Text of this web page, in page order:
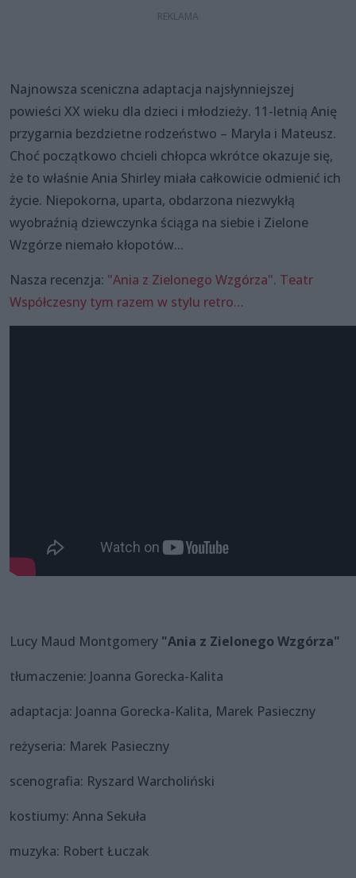
Najnowsza sceniczna adaptacja najsłynniejszej
powieści XX wieku dla dzieci i młodzieży. 11-letnią Anię
przygarnia bezdzietne rodzeństwo – Maryla i Mateusz.
Choć początkowo chcieli chłopca wkrótce okazuje się,
że to właśnie Ania Shirley miała całkowicie odmienić ich
życie. Niepokorna, uparta, obdarzona niezwykłą
wyobraźnią dziewczynka ściąga na siebie i Zielone
Wzgórze niemało kłopotów...
Nasza recenzja: "Ania z Zielonego Wzgórza". Teatr
Współczesny tym razem w stylu retro…
Lucy Maud Montgomery "Ania z Zielonego Wzgórza"
tłumaczenie: Joanna Gorecka-Kalita
adaptacja: Joanna Gorecka-Kalita, Marek Pasieczny
reżyseria: Marek Pasieczny
scenografia: Ryszard Warcholiński
kostiumy: Anna Sekuła
muzyka: Robert Łuczak